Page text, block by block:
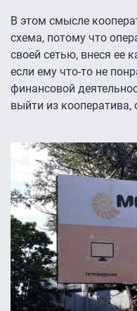
В этом смысле
схема, потому что
своей сетью, внеся ее
если ему что-то не
финансовой
выйти из кооператива,